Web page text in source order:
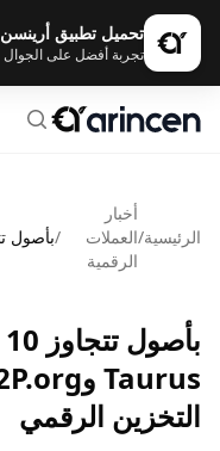
تحميل تطبيق أرينسن
تجربة أفضل على الجوال
الرئيسية/
أخبار
العملات
الرقمية
/
التخزين الرقمي